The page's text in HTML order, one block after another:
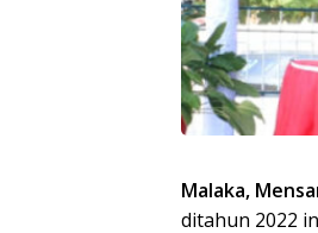
Malaka,
ditahun 2022